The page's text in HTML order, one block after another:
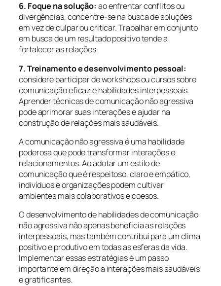
6. Foque na solução: ao enfrentar conflitos ou
divergências, concentre-se na busca de soluções
em vez de culpar ou criticar. Trabalhar em conjunto
em busca de um resultado positivo tende a
fortalecer as relações.
7. Treinamento e desenvolvimento pessoal:
considere participar de workshops ou cursos sobre
comunicação eficaz e habilidades interpessoais.
Aprender técnicas de comunicação não agressiva
pode aprimorar suas interações e ajudar na
construção de relações mais saudáveis.
A comunicação não agressiva é uma habilidade
poderosa que pode transformar interações e
relacionamentos. Ao adotar um estilo de
comunicação que é respeitoso, claro e empático,
indivíduos e organizações podem cultivar
ambientes mais colaborativos e coesos.
O desenvolvimento de habilidades de comunicação
não agressiva não apenas beneficia as relações
interpessoais, mas também contribui para um clima
positivo e produtivo em todas as esferas da vida.
Implementar essas estratégias é um passo
importante em direção a interações mais saudáveis
e gratificantes.